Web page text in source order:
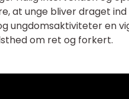
at unge bliver draget
ungdomsaktiviteter en
om ret og forkert.